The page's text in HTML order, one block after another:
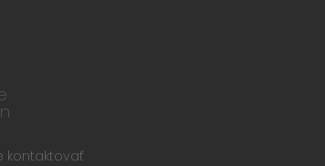
kontaktovať